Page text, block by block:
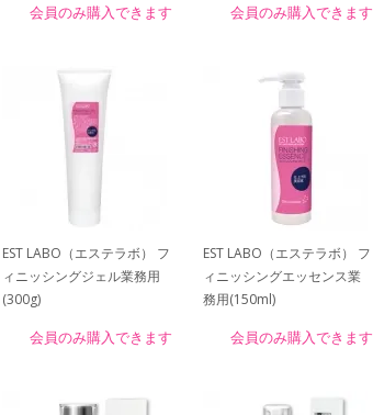
会員のみ購入できます 会員のみ購入できます
EST LABO（エステラボ） フ
ィニッシングジェル業務用
(300g)
会員のみ購入できます
EST LABO（エステラボ） フ
ィニッシングエッセンス業
務用(150ml)
会員のみ購入できます